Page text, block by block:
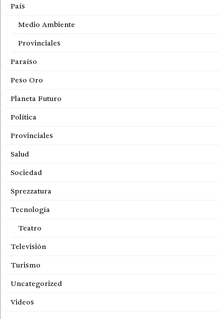
País
Medio Ambiente
Provinciales
Paraíso
Peso Oro
Planeta Futuro
Política
Provinciales
Salud
Sociedad
Sprezzatura
Tecnología
Teatro
Televisión
Turismo
Uncategorized
Videos